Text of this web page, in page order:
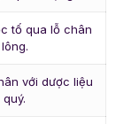
tố qua lỗ chân
lông.
với dược liệu
quý.